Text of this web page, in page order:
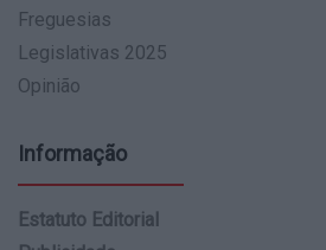
Freguesias
Legislativas 2025
Opinião
Informação
Estatuto Editorial